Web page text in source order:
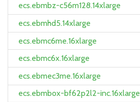
ecs.ebmbz-c56m128.14xlarge
ecs.ebmhd5.14xlarge
ecs.ebmc6me.16xlarge
ecs.ebmc6x.16xlarge
ecs.ebmec3me.16xlarge
ecs.ebmbox-bf62p2l2-inc.16xlarge